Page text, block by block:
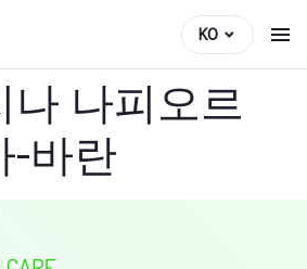
KO
나 나피오르
-바란